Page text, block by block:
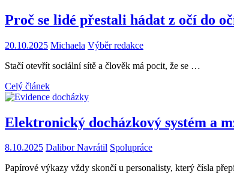
Proč se lidé přestali hádat z očí do
20.10.2025 Michaela Výběr redakce
Stačí otevřít sociální sítě a člověk má pocit, že se …
Celý článek
Elektronický docházkový systém a
8.10.2025 Dalibor Navrátil Spolupráce
Papírové výkazy vždy skončí u personalisty, který čísla